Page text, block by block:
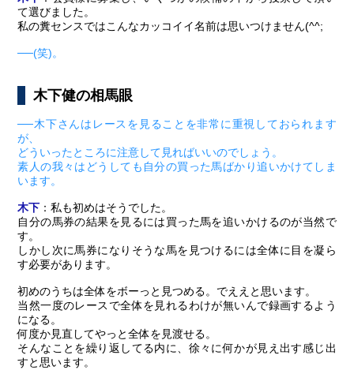
て選びました。
私の糞センスではこんなカッコイイ名前は思いつけません(^^;
──(笑)。
木下健の相馬眼
──木下さんはレースを見ることを非常に重視しておられます
が、
どういったところに注意して見ればいいのでしょう。
素人の我々はどうしても自分の買った馬ばかり追いかけてしま
います。
木下 ：私も初めはそうでした。
自分の馬券の結果を見るには買った馬を追いかけるのが当然で
す。
しかし次に馬券になりそうな馬を見つけるには全体に目を凝ら
す必要があります。
初めのうちは全体をボーっと見つめる。でええと思います。
当然一度のレースで全体を見れるわけが無いんで録画するよう
になる。
何度か見直してやっと全体を見渡せる。
そんなことを繰り返してる内に、徐々に何かが見え出す感じ出
すと思います。